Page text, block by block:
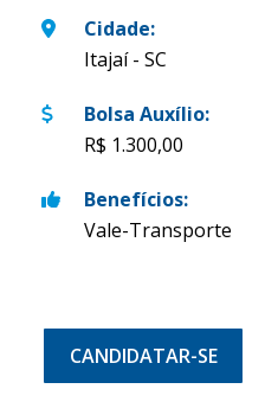
Cidade:
Itajaí - SC
Bolsa Auxílio:
R$ 1.300,00
Benefícios:
Vale-Transporte
CANDIDATAR-SE